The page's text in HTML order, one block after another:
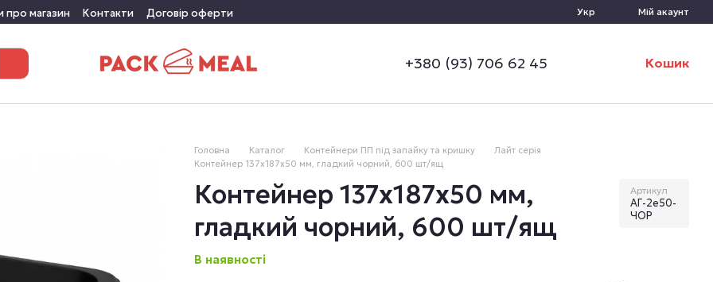
про магазин Контакти Договір оферти Укр Мій акаунт
+380 (93) 706 62 45 Кошик
Головна Каталог Контейнери ПП під запайку та кришку
Лайт серія
Контейнер 137х187х50 мм, гладкий чорний, 600 шт/ящ
Контейнер 137х187х50 мм,
гладкий чорний, 600 шт/ящ
Артикул
АГ-2е50-
ЧОР
В наявності